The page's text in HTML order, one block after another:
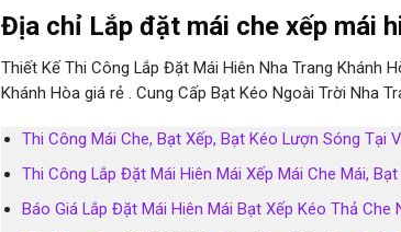
Địa chỉ Lắp đặt mái che xếp mái
Thiết Kế Thi Công Lắp Đặt Mái Hiên Nha Trang Khánh
Khánh Hòa giá rẻ . Cung Cấp Bạt Kéo Ngoài Trời Nha
Thi Công Mái Che, Bạt Xếp, Bạt Kéo Lượn Sóng Tại
Thi Công Lắp Đặt Mái Hiên Mái Xếp Mái Che Mái,
Báo Giá Lắp Đặt Mái Hiên Mái Bạt Xếp Kéo Thả Che